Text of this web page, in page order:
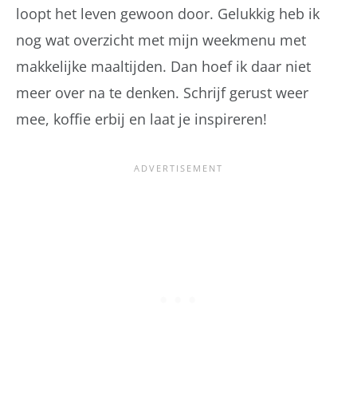
loopt het leven gewoon door. Gelukkig heb ik
nog wat overzicht met mijn weekmenu met
makkelijke maaltijden. Dan hoef ik daar niet
meer over na te denken. Schrijf gerust weer
mee, koffie erbij en laat je inspireren!